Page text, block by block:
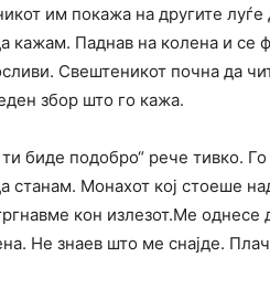
им покажа на другите луѓе
кажам. Паднав на колена и се
Свештеникот почна да
збор што го кажа.
ти биде подобро“ рече тивко.
станам. Монахот кој стоеше
кон излезот.Ме
Не знаев што ме снајде.